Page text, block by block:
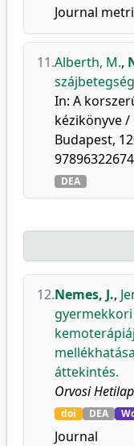
Journal
11.Alberth, M.,
In: A
kézikönyve /
Budapest,
DEA
12.Nemes, J.,
áttekintés.
Orvosi
doi DEA
Journal